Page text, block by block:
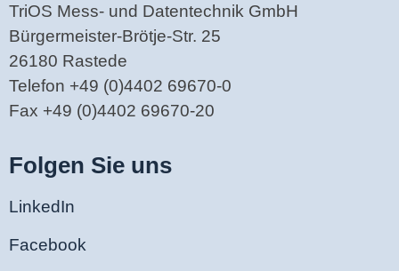
TriOS Mess- und Datentechnik GmbH
Bürgermeister-Brötje-Str. 25
26180 Rastede
Telefon +49 (0)4402 69670-0
Fax +49 (0)4402 69670-20
Folgen Sie uns
LinkedIn
Facebook